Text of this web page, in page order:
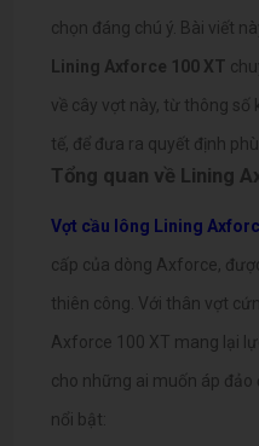
chọn đáng chú ý. Bài viết
Lining Axforce 100 XT
về cây vợt này, từ thông
tế, để đưa ra quyết định phù
Tổng quan về Lining
Vợt cầu lông Lining
cấp của dòng Axforce,
thiên công. Với thân vợt
Axforce 100 XT mang lại
cho những ai muốn áp đảo
nổi bật: